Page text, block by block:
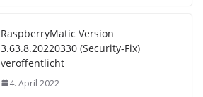
RaspberryMatic Version
3.63.8.20220330 (Security-Fix)
veröffentlicht
4. April 2022